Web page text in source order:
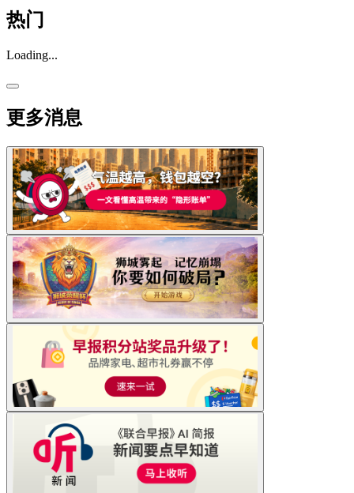
热门
Loading...
更多消息